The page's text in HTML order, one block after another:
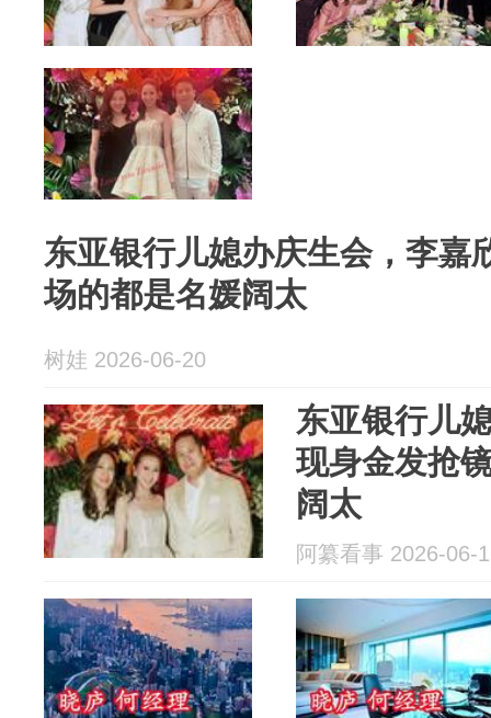
东亚银行儿媳办庆生会，李嘉
场的都是名媛阔太
树娃 2026-06-20
东亚银行儿
现身金发抢
阔太
阿纂看事 2026-06-